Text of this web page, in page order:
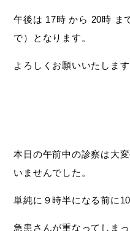
午後は 17時 から 20時 ま
で）となります。
よろしくお願いいたします
本日の午前中の診察は大
いませんでした。
単純に９時半になる前に
急患さんが重なってしまっ